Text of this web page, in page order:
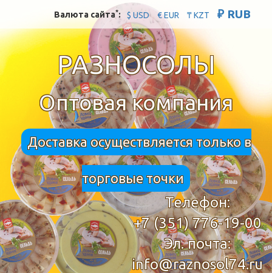
$ USD € EUR ₸ KZT ₽ RUB
Валюта сайта*:
РАЗНОСОЛЫ
Оптовая компания
Доставка осуществляется только в
торговые точки
Телефон:
+7 (351) 776-19-00
Эл. почта:
info@raznosol74.ru